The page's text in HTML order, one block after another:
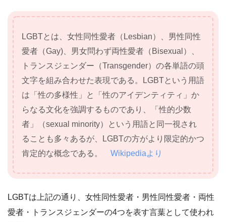
LGBTとは、女性同性愛者（Lesbian）、男性同性
愛者（Gay)、男女問わず両性愛者（Bisexual）、
トランスジェンダー（Transgender）の各単語の頭
文字を組み合わせた表現である。LGBTという用語
は「性の多様性」と「性のアイデンティティ」か
らなる文化を強調するものであり、「性的少数
者」（sexual minority）という用語と同一視され
ることも多々あるが、
LGBTの方がより限定的かつ
肯定的な概念である。 Wikipediaより
LGBTは上記の通り、女性同性愛者・男性同性愛者・両性
愛者・トランスジェンダーの4つを表す言葉として使われ